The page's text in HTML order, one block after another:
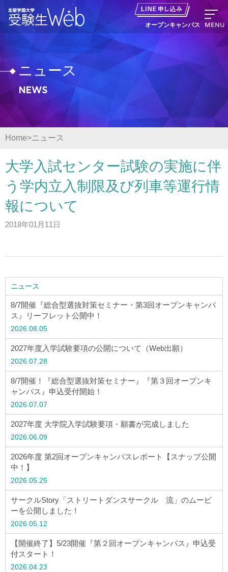
オープンキャンパス MENU
資料請求
出願の流れ
ニュース
デジタルパンフレット
サイトマップ
入試情報
入試イベント
キャンパスライフ
ウェブマガジン
学費・奨学金
大学公式サイト
〒004-8631 北海道札幌市厚別区大谷地西2-3-1
ニュース
News
Home ニュース
大学入試センター試験の実施に伴
う学内立入制限及び列車等運行情
報について
2018年01月11日
ニュース
8/7開催『総合型選抜対策セミナー・第3回オープンキャンパ
ス』リーフレット公開中！
2026.08.05
2027年度入学試験要項の公開について（Web出願）
2026.07.28
8/7開催！『総合型選抜対策セミナー』『第３回オープンキ
ャンパス』申込受付開始！
2026.07.07
2027年度 大学院入学試験要項・願書が完成しました
2026.06.09
2026年度 第2回オープンキャンパスレポート【スナップ公開
中！】
2026.05.25
サークルStory「ストリートダンスサークル 流」のムービ
ーを公開しました！
2026.05.12
【開催終了】5/23開催『第２回オープンキャンパス』申込受
付スタート！
2026.04.23